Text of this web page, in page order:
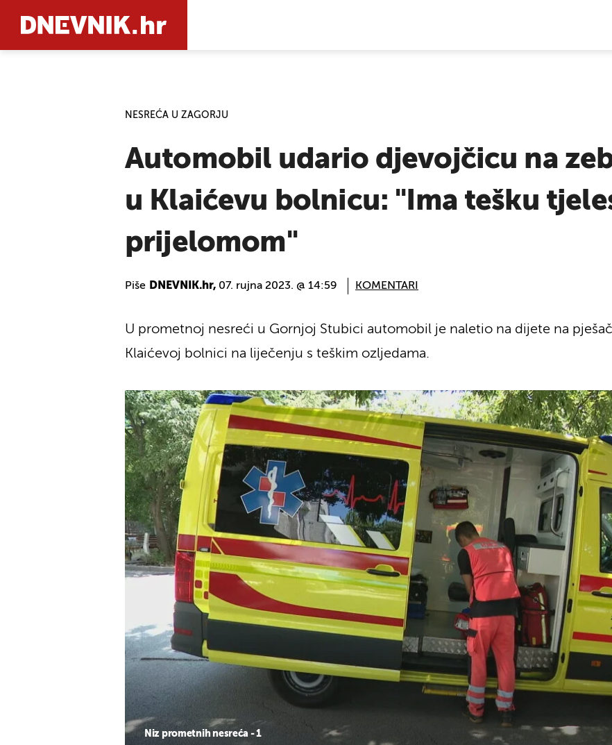
NESREĆA U ZAGORJU
Automobil udario djevojčicu na
u Klaićevu bolnicu: "Ima tešku
prijelomom"
Piše DNEVNIK.hr, 07. rujna 2023. @ 14:59 KOMENTARI
Niz prometnih nesreća - 1
U prometnoj nesreći u Gornjoj Stubici automobil je naletio na dijete na
Klaićevoj bolnici na liječenju s teškim ozljedama.